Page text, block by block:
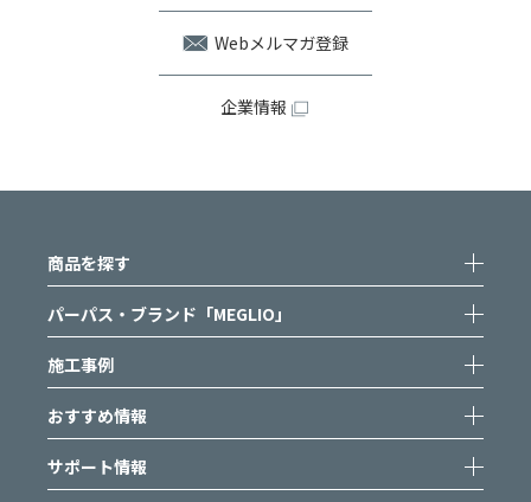
Webメルマガ登録
企業情報
商品を探す
パーパス・ブランド「MEGLIO」
施工事例
おすすめ情報
サポート情報